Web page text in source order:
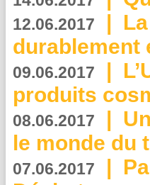
12.06.2017 |
durablement
09.06.2017 |
produits
08.06.2017 |
le monde du
07.06.2017 |